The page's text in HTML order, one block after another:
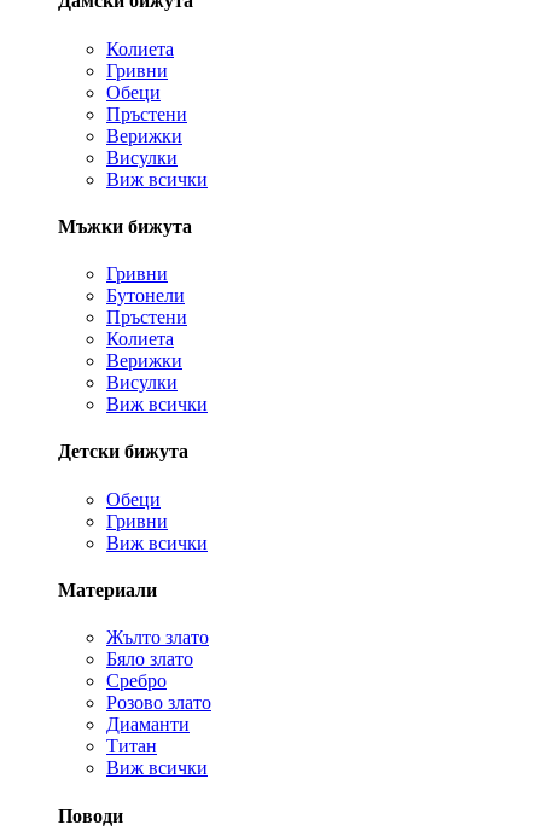
Колиета
Гривни
Обеци
Пръстени
Верижки
Висулки
Виж всички
Мъжки бижута
Гривни
Бутонели
Пръстени
Колиета
Верижки
Висулки
Виж всички
Детски бижута
Обеци
Гривни
Виж всички
Материали
Жълто злато
Бяло злато
Сребро
Розово злато
Диаманти
Титан
Виж всички
Поводи